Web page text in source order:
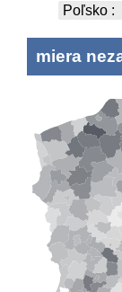
Poľsko :
miera